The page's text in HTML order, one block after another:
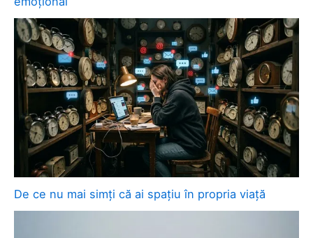
De ce nu mai simți că ai spațiu în propria viață